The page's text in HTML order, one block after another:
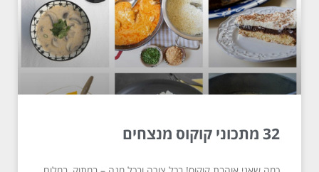
32 מתכוני קוקוס מנצחים